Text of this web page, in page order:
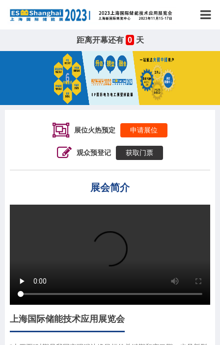
距离开幕还有 0 天
展位火热预定 申请展位
观众预登记 获取门票
展会简介
上海国际储能技术应用展览会